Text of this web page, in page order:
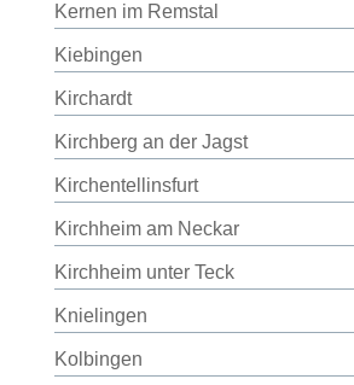
Kernen im Remstal
Kiebingen
Kirchardt
Kirchberg an der Jagst
Kirchentellinsfurt
Kirchheim am Neckar
Kirchheim unter Teck
Knielingen
Kolbingen